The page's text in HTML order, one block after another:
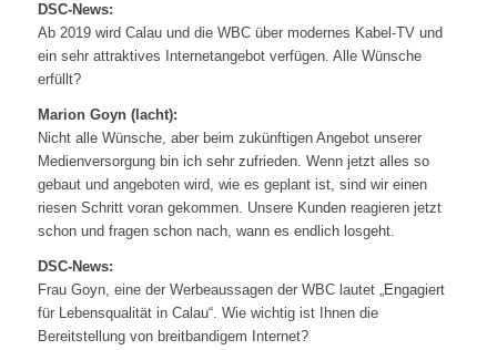
DSC-News:
Ab 2019 wird Calau und die WBC über modernes Kabel-TV und
ein sehr attraktives Internetangebot verfügen. Alle Wünsche
erfüllt?
Marion Goyn (lacht):
Nicht alle Wünsche, aber beim zukünftigen Angebot unserer
Medienversorgung bin ich sehr zufrieden. Wenn jetzt alles so
gebaut und angeboten wird, wie es geplant ist, sind wir einen
riesen Schritt voran gekommen. Unsere Kunden reagieren jetzt
schon und fragen schon nach, wann es endlich losgeht.
DSC-News:
Frau Goyn, eine der Werbeaussagen der WBC lautet „Engagiert
für Lebensqualität in Calau“. Wie wichtig ist Ihnen die
Bereitstellung von breitbandigem Internet?